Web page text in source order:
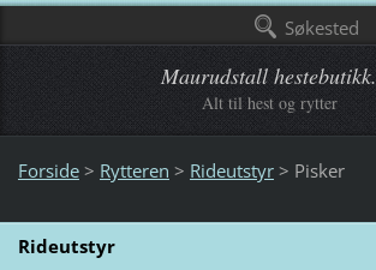
Maurudstall hestebutikk.
Alt til hest og rytter
Forside > Rytteren > Rideutstyr > Pisker
Rideutstyr
Søkested